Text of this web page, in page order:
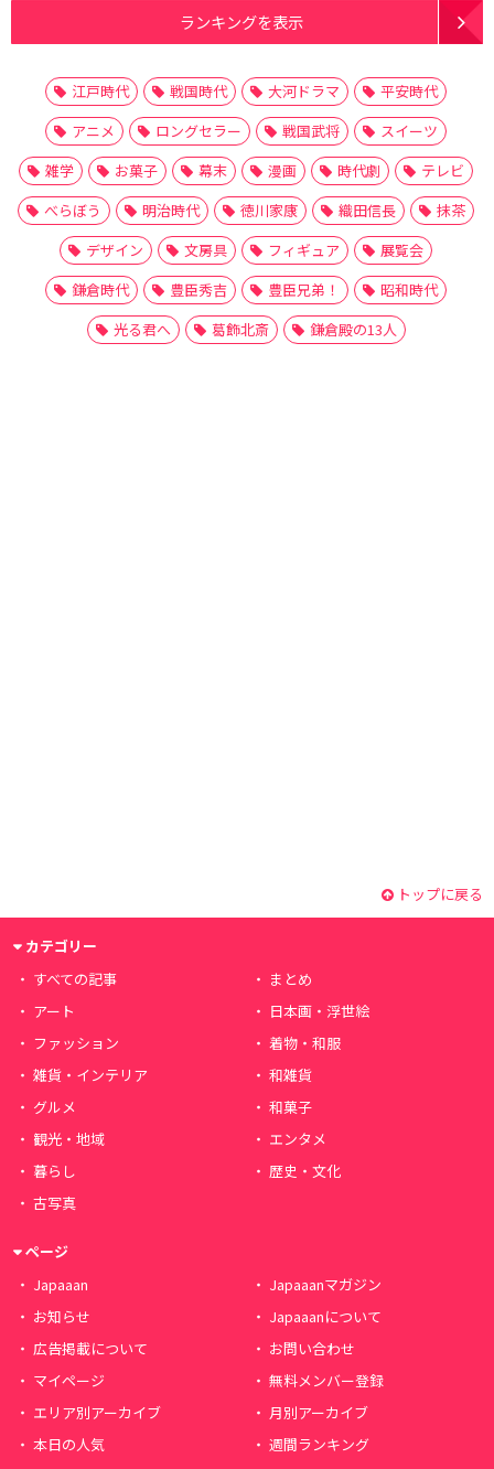
ランキングを表示
江戸時代 戦国時代 大河ドラマ
平安時代
アニメ
ロングセラー 戦国武将
スイーツ
雑学
お菓子 幕末 漫画 時代劇
テレビ
べらぼう
明治時代 徳川家康 織田信長
抹茶
デザイン
文房具 フィギュア
展覧会
鎌倉時代
豊臣秀吉 豊臣兄弟！
昭和時代
光る君へ
葛飾北斎 鎌倉殿の13人
トップに戻る
カテゴリー
すべての記事
まとめ
アート
日本画・浮世絵
ファッション
着物・和服
雑貨・インテリア
和雑貨
グルメ
和菓子
観光・地域
エンタメ
暮らし
歴史・文化
古写真
ページ
Japaaan
Japaaanマガジン
お知らせ
Japaaanについて
広告掲載について
お問い合わせ
マイページ
無料メンバー登録
エリア別アーカイブ
月別アーカイブ
本日の人気
週間ランキング